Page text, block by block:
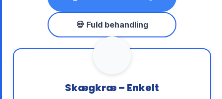
💀 Fuld behandling
Skægkræ – Enkelt